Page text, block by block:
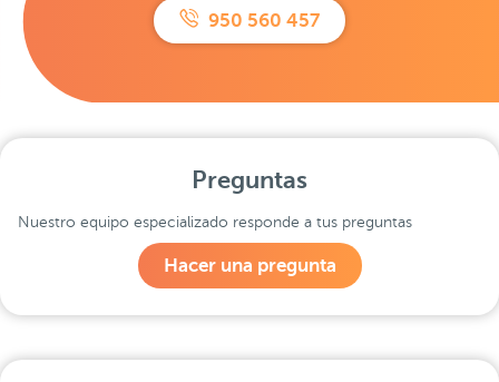
950 560 457
Preguntas
Nuestro equipo especializado responde a tus preguntas
Hacer una pregunta